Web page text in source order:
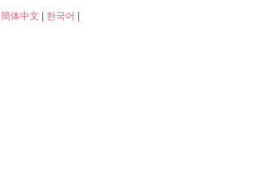
簡体中文 한국어